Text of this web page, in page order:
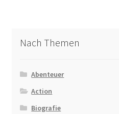
Nach Themen
Abenteuer
Action
Biografie